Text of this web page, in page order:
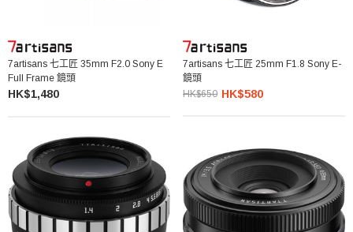
7artisans 七工匠 35mm F2.0 Sony E
Full Frame 鏡頭
HK$1,480
7artisans 七工匠 25mm F1.8 Sony E-
鏡頭
HK$650 HK$580